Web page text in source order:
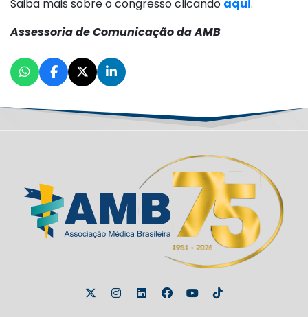
Saiba mais sobre o congresso clicando aqui.
Assessoria de Comunicação da AMB